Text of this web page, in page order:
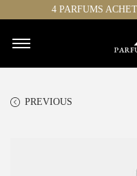
4 PARFUMS
PREVIOUS